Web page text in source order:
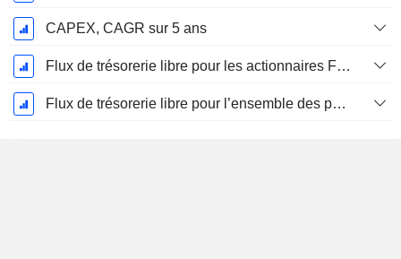
CAPEX, CAGR sur 5 ans
Flux de trésorerie libre pour les actionnaires FCFE, CAGR sur 5 ans
Flux de trésorerie libre pour l’ensemble des pourvoyeurs de fonds (créanciers et actionnaires) FCFF, CAGR sur 5 ans